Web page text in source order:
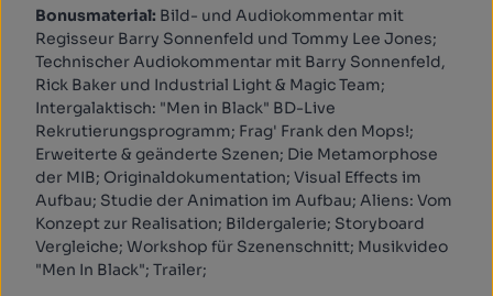
Bonusmaterial: Bild- und Audiokommentar mit
Regisseur Barry Sonnenfeld und Tommy Lee Jones;
Technischer Audiokommentar mit Barry Sonnenfeld,
Rick Baker und Industrial Light & Magic Team;
Intergalaktisch: "Men in Black" BD-Live
Rekrutierungsprogramm; Frag' Frank den Mops!;
Erweiterte & geänderte Szenen; Die Metamorphose
der MIB; Originaldokumentation; Visual Effects im
Aufbau; Studie der Animation im Aufbau; Aliens: Vom
Konzept zur Realisation; Bildergalerie; Storyboard
Vergleiche; Workshop für Szenenschnitt; Musikvideo
"Men In Black"; Trailer;